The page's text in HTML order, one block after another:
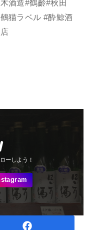
酒造#鶴齡#秋田
猫ラベル #酔鯨酒